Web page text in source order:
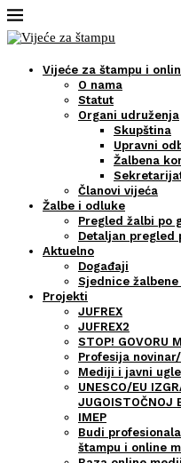
Vijeće za štampu i
O nama
Statut
Organi udruženja
Skupština
Upravni
Žalbena
Članovi vijeća
Žalbe i odluke
Pregled žalbi po
Detaljan pregled
Aktuelno
Događaji
Sjednice
Projekti
JUFREX
JUFREX2
STOP! GOVORU
Profesija
Mediji i javni
UNESCO/EU
JUGOISTOČNOJ
IMEP
Budi
štampu i online